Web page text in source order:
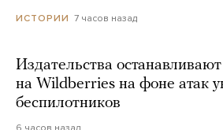
ИСТОРИИ 7 часов назад
Издательства
на Wildberries на фоне атак
беспилотников
6 часов назад